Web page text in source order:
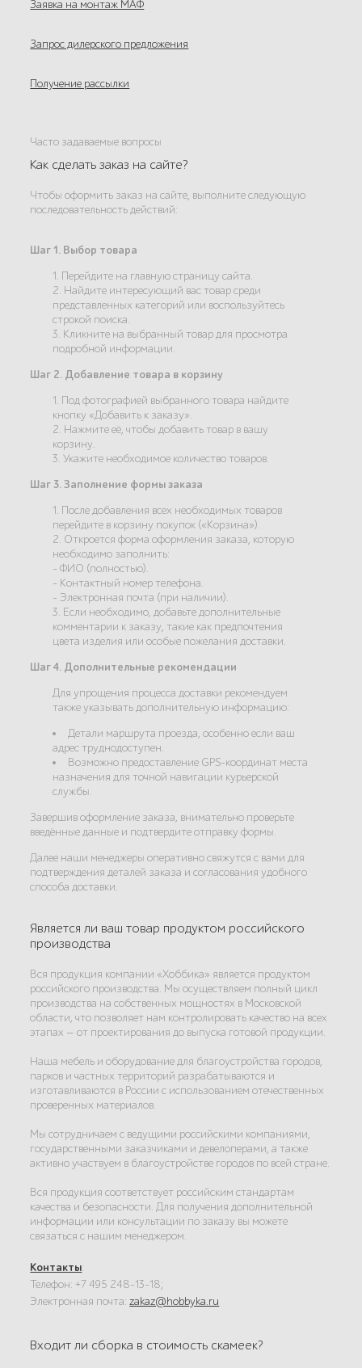
Заявка на монтаж МАФ
Запрос дилерского предложения
Получение рассылки
Часто задаваемые вопросы
Как сделать заказ на сайте?
Чтобы оформить заказ на сайте, выполните следующую
последовательность действий:
Шаг 1. Выбор товара
1. Перейдите на главную страницу сайта.
2. Найдите интересующий вас товар среди
представленных категорий или воспользуйтесь
строкой поиска.
3. Кликните на выбранный товар для просмотра
подробной информации.
Шаг 2. Добавление товара в корзину
1. Под фотографией выбранного товара найдите
кнопку «Добавить к заказу».
2. Нажмите её, чтобы добавить товар в вашу
корзину.
3. Укажите необходимое количество товаров.
Шаг 3. Заполнение формы заказа
1. После добавления всех необходимых товаров
перейдите в корзину покупок («Корзина»).
2. Откроется форма оформления заказа, которую
необходимо заполнить:
- ФИО (полностью).
- Контактный номер телефона.
- Электронная почта (при наличии).
3. Если необходимо, добавьте дополнительные
комментарии к заказу, такие как предпочтения
цвета изделия или особые пожелания доставки.
Шаг 4. Дополнительные рекомендации
Для упрощения процесса доставки рекомендуем
также указывать дополнительную информацию:
Детали маршрута проезда, особенно если ваш
адрес труднодоступен.
Возможно предоставление GPS-координат места
назначения для точной навигации курьерской
службы.
Завершив оформление заказа, внимательно проверьте
введённые данные и подтвердите отправку формы.
Далее наши менеджеры оперативно свяжутся с вами для
подтверждения деталей заказа и согласования удобного
способа доставки.
Является ли ваш товар продуктом российского
производства
Вся продукция компании «Хоббика» является продуктом
российского производства. Мы осуществляем полный цикл
производства на собственных мощностях в Московской
области, что позволяет нам контролировать качество на всех
этапах — от проектирования до выпуска готовой продукции.
Наша мебель и оборудование для благоустройства городов,
парков и частных территорий разрабатываются и
изготавливаются в России с использованием отечественных
проверенных материалов.
Мы сотрудничаем с ведущими российскими компаниями,
государственными заказчиками и девелоперами, а также
активно участвуем в благоустройстве городов по всей стране.
Вся продукция соответствует российским стандартам
качества и безопасности. Для получения дополнительной
информации или консультации по заказу вы можете
связаться с нашим менеджером.
Контакты:
Телефон: +7 495 248-13-18;
Электронная почта:zakaz@hobbyka.ru
Входит ли сборка в стоимость скамеек?